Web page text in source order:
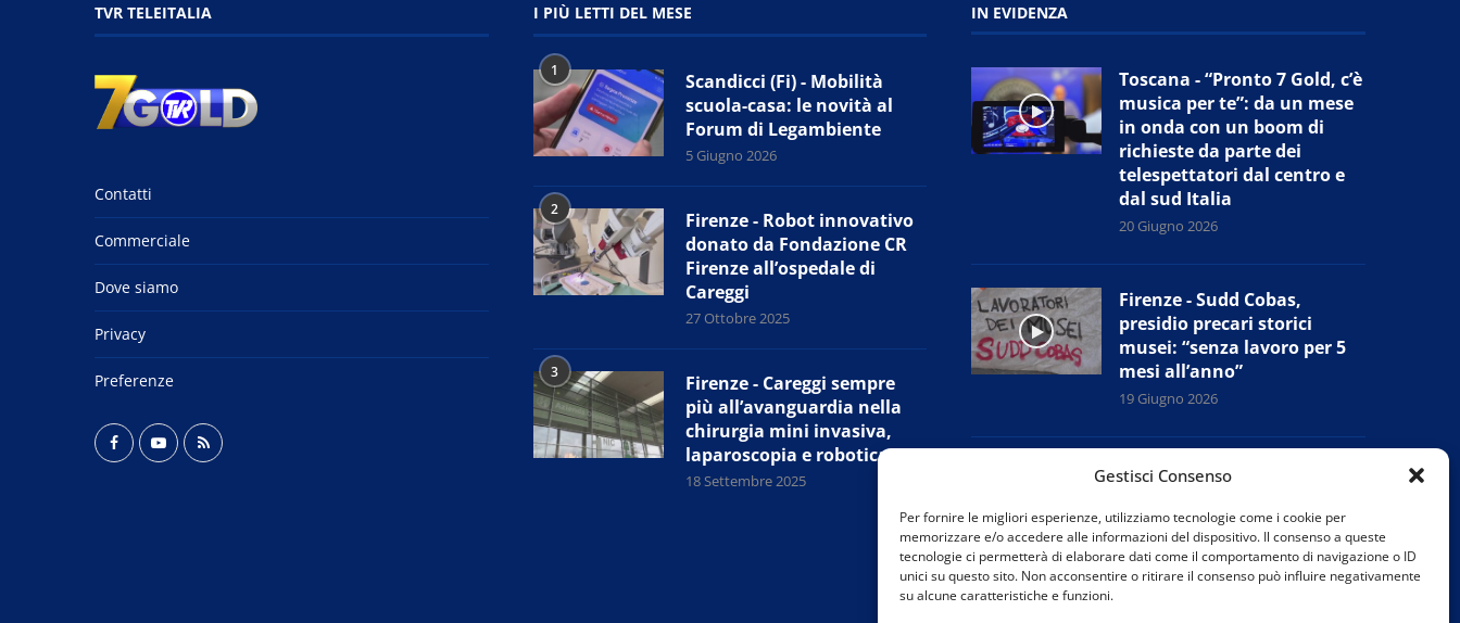
Gestisci Consenso
Per fornire le migliori esperienze, utilizziamo tecnologie come i cookie per
memorizzare e/o accedere alle informazioni del dispositivo. Il consenso a queste
tecnologie ci permetterà di elaborare dati come il comportamento di navigazione o ID
unici su questo sito. Non acconsentire o ritirare il consenso può influire negativamente
su alcune caratteristiche e funzioni.
TVR TELEITALIA
Contatti
Commerciale
Dove siamo
Privacy
Preferenze
I PIÙ LETTI DEL MESE
1
Scandicci (Fi) - Mobilità
scuola-casa: le novità al
Forum di Legambiente
5 Giugno 2026
2
Firenze - Robot innovativo
donato da Fondazione CR
Firenze all’ospedale di
Careggi
27 Ottobre 2025
3
Firenze - Careggi sempre
più all’avanguardia nella
chirurgia mini invasiva,
laparoscopia e robotica
18 Settembre 2025
IN EVIDENZA
Toscana - “Pronto 7 Gold, c’è
musica per te”: da un mese
in onda con un boom di
richieste da parte dei
telespettatori dal centro e
dal sud Italia
20 Giugno 2026
Firenze - Sudd Cobas,
presidio precari storici
musei: “senza lavoro per 5
mesi all’anno”
19 Giugno 2026
Fiorentina - Antognoni:
centenario”. E i tifosi si
dividono
18 Giugno 2026